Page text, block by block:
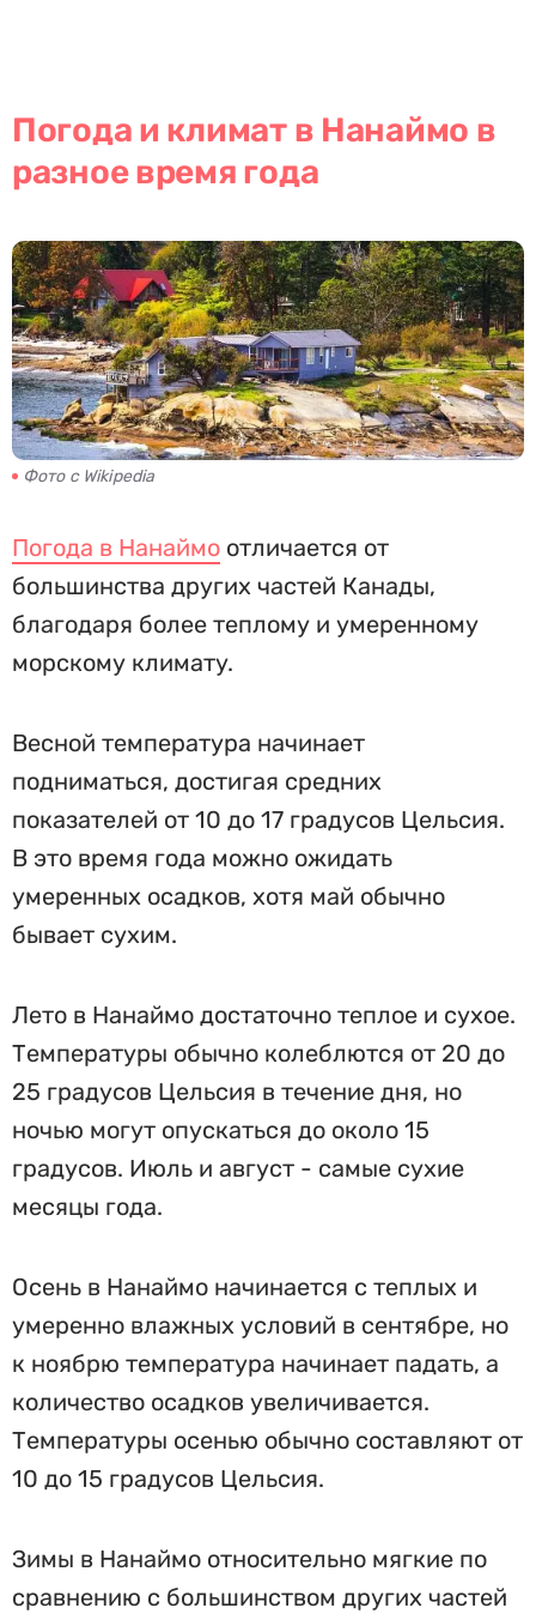
Погода и климат в Нанаймо в
разное время года
Фото с Wikipedia
Погода в Нанаймо отличается от
большинства других частей Канады,
благодаря более теплому и умеренному
морскому климату.
Весной температура начинает
подниматься, достигая средних
показателей от 10 до 17 градусов Цельсия.
В это время года можно ожидать
умеренных осадков, хотя май обычно
бывает сухим.
Лето в Нанаймо достаточно теплое и сухое.
Температуры обычно колеблются от 20 до
25 градусов Цельсия в течение дня, но
ночью могут опускаться до около 15
градусов. Июль и август - самые сухие
месяцы года.
Осень в Нанаймо начинается с теплых и
умеренно влажных условий в сентябре, но
к ноябрю температура начинает падать, а
количество осадков увеличивается.
Температуры осенью обычно составляют от
10 до 15 градусов Цельсия.
Зимы в Нанаймо относительно мягкие по
сравнению с большинством других частей